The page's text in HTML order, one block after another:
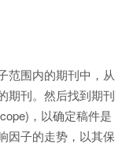
范围内的期刊中，从
期刊。然后找到期刊
，以确定稿件是
因子的走势，以其保